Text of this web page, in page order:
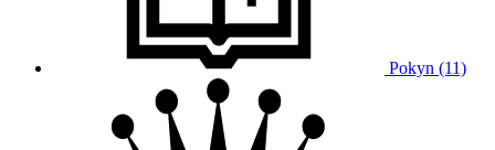
Pokyn (11)